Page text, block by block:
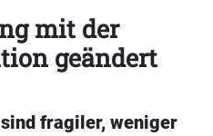
mit der
geändert
fragiler, weniger